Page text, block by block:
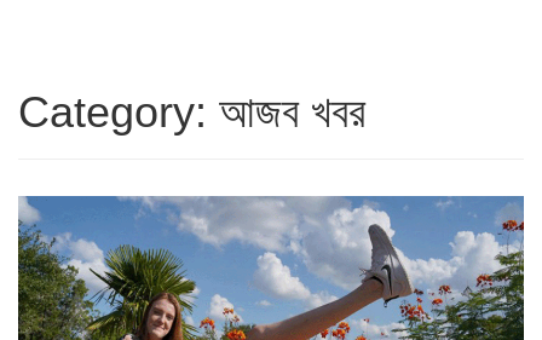
Category: আজব খবর